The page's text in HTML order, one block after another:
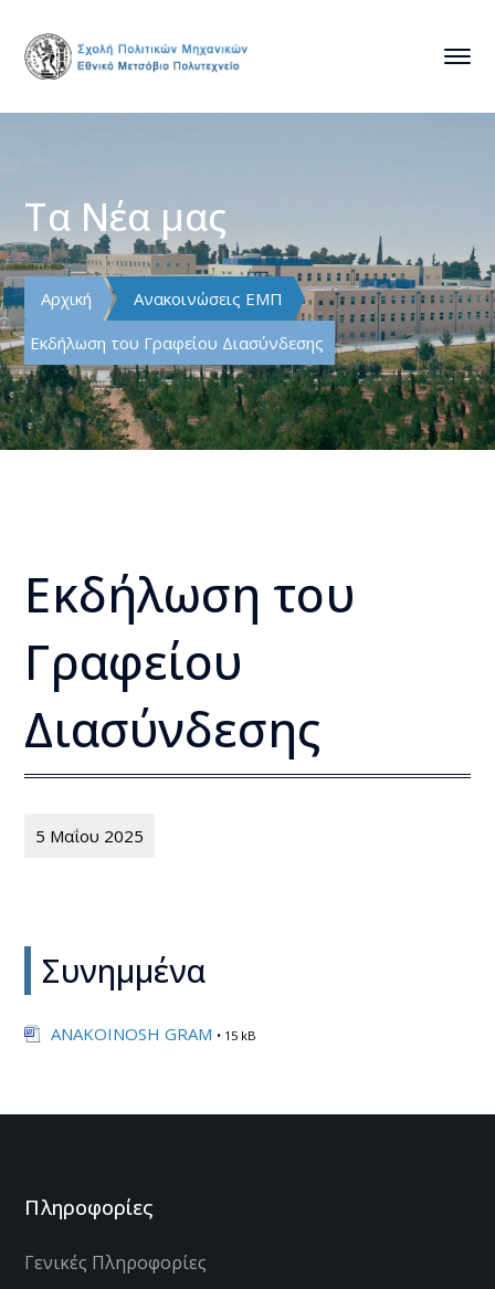
Τα Νέα μας
Αρχική
Ανακοινώσεις ΕΜΠ
Εκδήλωση του Γραφείου Διασύνδεσης
Εκδήλωση του
Γραφείου
Διασύνδεσης
5 Μαΐου 2025
Συνημμένα
ANAKOINOSH GRAM • 15 kB
Πληροφορίες
Γενικές Πληροφορίες